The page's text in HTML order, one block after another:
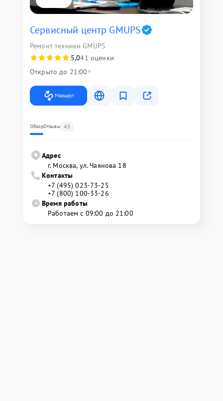
Сервисный центр GMUPS
Ремонт техники GMUPS
5,041 оценки
Открыто до 21:00
Маршрут
ОбзорОтзывы 45
Адрес
г. Москва, ул. Чаянова 18
Контакты
+7 (495) 023-73-25
+7 (800) 100-33-26
Время работы
Работаем с 09:00 до 21:00